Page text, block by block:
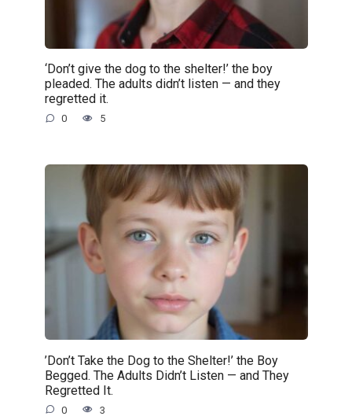
‘Don’t give the dog to the shelter!’ the boy
pleaded. The adults didn’t listen — and they
regretted it.
0 5
’Don’t Take the Dog to the Shelter!’ the Boy
Begged. The Adults Didn’t Listen — and They
Regretted It.
0 3